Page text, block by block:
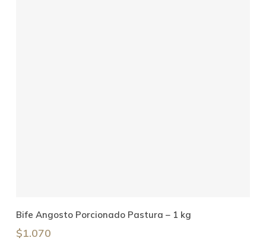
Leer Más
Bife Angosto Porcionado Pastura – 1 kg
$1.070